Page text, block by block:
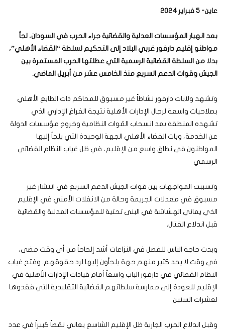
عاين- 5 فبراير 2024
بعد انهيار المؤسسات العدلية والقضائية جراء الحرب في السودان، لجأ
مواطنو إقليم دارفور غربي البلاد إلى التحكيم لسلطة “القضاء الأهلي”،
بدلا من السلطة القضائية الرسمية التي عطلتها الحرب المستمرة بين
الجيش وقوات الدعم السريع منذ الخامس عشر من أبريل الماضي.
وتشهد ولايات دارفور نشاطاً غير مسبوق للمحاكم ذات الطابع الأهلي
بصلاحيات واسعة لرجال الإدارات الأهلية نتيجة الفراغ الإداري الذي
تشهده المنطقة بعد انسحاب القوات النظامية وخروج مؤسسات الدولة
عن الخدمة، وبات القضاء الأهلي الجهة الوحيدة التي يلجأ إليها
المواطنون في نطاق واسع من الإقليم، في ظل غياب النظام القضائي
الرسمي
وتسببت المواجهات بين قوات الجيش الدعم السريع في انتشار غير
مسبوق في معدلات الجريمة وحالة من الانفلات الأمني في الإقليم
الذي يعاني الهشاشة في البنى تحتية للمؤسسات العدلية والقضائية
قبل اندلاع القتال.
وبدت حاجة الناس للفصل في النزاعات أشد إلحاحاً من أي وقت مضى،
في وقت لا يجد كثير منهم جهة يلجأون إليها لرد حقوقهم. وفتح غياب
النظام القضائي في دارفور الباب واسعاً أمام قيادات الإدارات الأهلية في
الإقليم للعودة إلى ممارسة سلطاتهم القضائية التقليدية التي فقدوها
لعشرات السنين
وقبل اندلاع الحرب الجارية ظل الإقليم الشاسع يعاني نقصاً كبيراً في عدد